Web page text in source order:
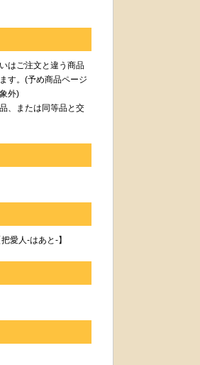
はご注文と違う商品
す。(予め商品ページ
外)
、または同等品と交
愛人-はあと-】